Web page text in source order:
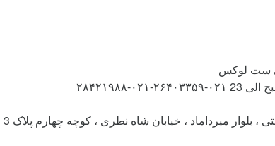
۰۲۱-۲۶۴۰۳۳۵۹-۰۲۱-۲۸۴۲۱۹۸۸
، بلوار میرداماد ، خیابان شاه نطری ، کوچه چهارم پلاک 3